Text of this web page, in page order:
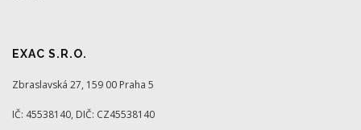
EXAC S.R.O.
Zbraslavská 27, 159 00 Praha 5
IČ: 45538140, DIČ: CZ45538140